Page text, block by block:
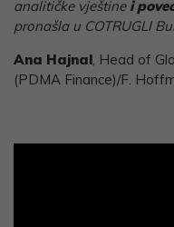
analitičke vještine i
pronašla u COTRUGLI
Ana Hajnal, Head of
(PDMA Finance)/F.